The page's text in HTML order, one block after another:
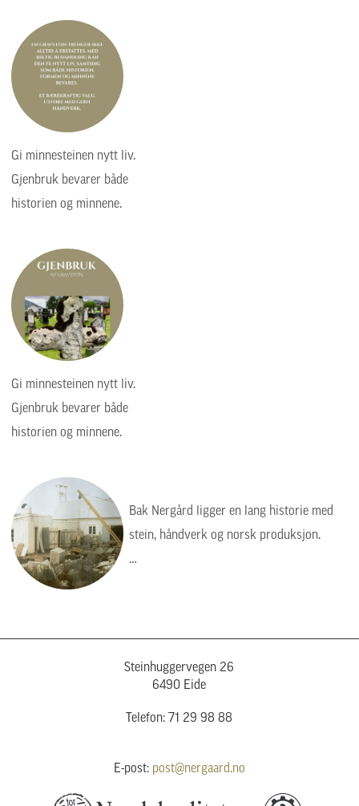
Gi minnesteinen nytt liv.
Gjenbruk bevarer både
historien og minnene.
Gi minnesteinen nytt liv.
Gjenbruk bevarer både
historien og minnene.
Bak Nergård ligger en lang historie med
stein, håndverk og norsk produksjon.
Steinhuggervegen 26
6490 Eide
Telefon: 71 29 98 88
E-post: post@nergaard.no